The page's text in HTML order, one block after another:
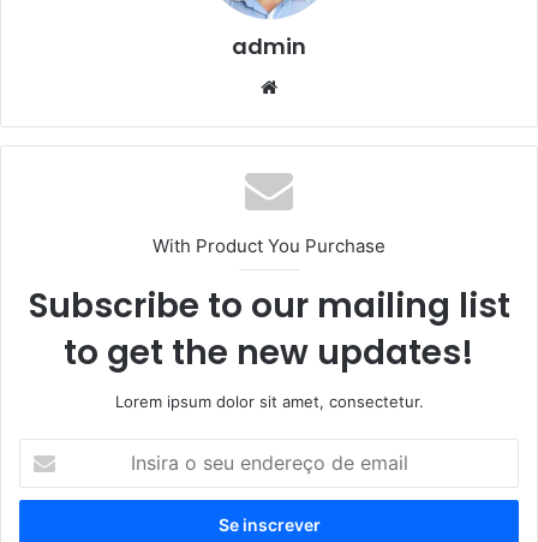
admin
te
With Product You Purchase
Subscribe to our mailing list
to get the new updates!
Lorem ipsum dolor sit amet, consectetur.
s